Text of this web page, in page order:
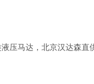
压马达，北京汉达森直